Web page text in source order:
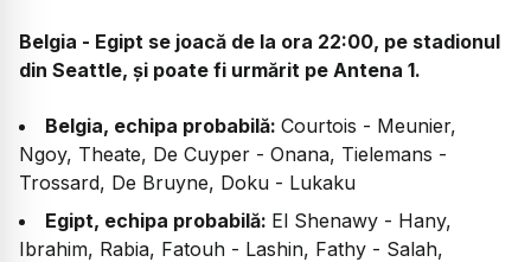
Belgia - Egipt se joacă de la ora 22:00, pe stadionul
din Seattle, și poate fi urmărit pe Antena 1.
Belgia, echipa probabilă: Courtois - Meunier,
Ngoy, Theate, De Cuyper - Onana, Tielemans -
Trossard, De Bruyne, Doku - Lukaku
Egipt, echipa probabilă: El Shenawy - Hany,
Ibrahim, Rabia, Fatouh - Lashin, Fathy - Salah,